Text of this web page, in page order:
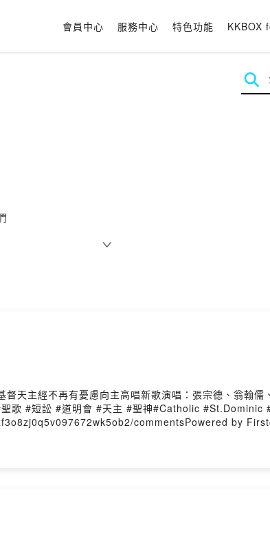
會員中心 服務中心 特色功能 KKBOX
天主經不再有憂慮向主高唱新歌演唱：張宗德、翁翰儒
聖歌 #短訟 #道明會 #天主 #聖神#Catholic
commentsPowered by